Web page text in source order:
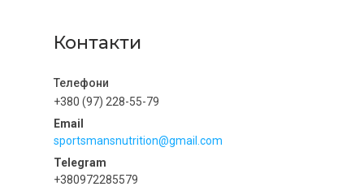
Контакти
+380 (97) 228-55-79
sportsmansnutrition@gmail.com
+380972285579